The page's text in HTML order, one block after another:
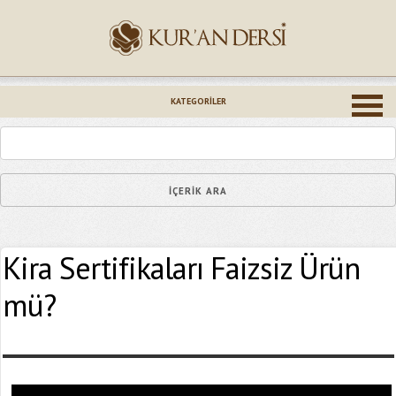
KATEGORILER
Kira Sertifikaları Faizsiz Ürün
mü?
Epostanız (*)
Yaşadığınız Hatanın Ayrıntıları